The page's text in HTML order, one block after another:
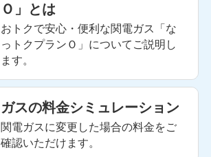
Ｏ」とは
おトクで安心・便利な関電ガス「な
っトクプランＯ」についてご説明し
ます。
ガスの料金シミュレーション
関電ガスに変更した場合の料金をご
確認いただけます。